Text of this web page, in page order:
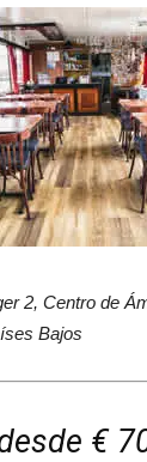
2, Centro de
Bajos
€